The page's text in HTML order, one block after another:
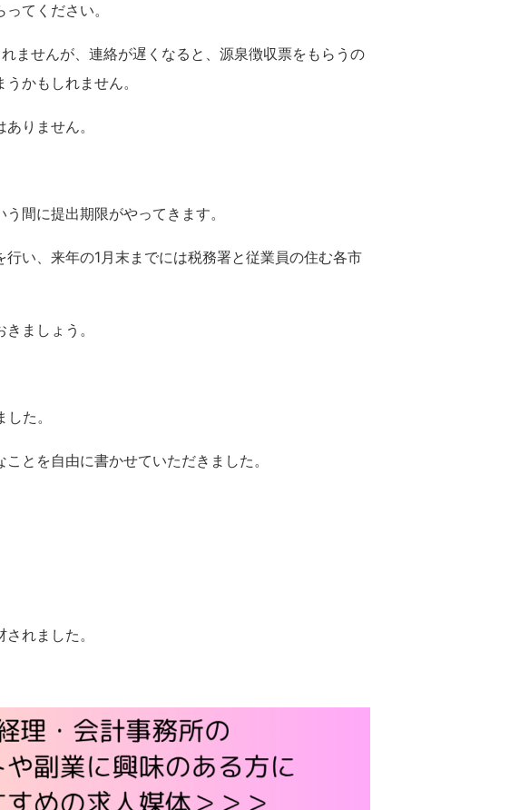
てください。
ませんが、連絡が遅くなると、源泉徴収票をもらうの
かもしれません。
りません。
間に提出期限がやってきます。
い、来年の1月末までには税務署と従業員の住む各市
ましょう。
た。
とを自由に書かせていただきました。
れました。